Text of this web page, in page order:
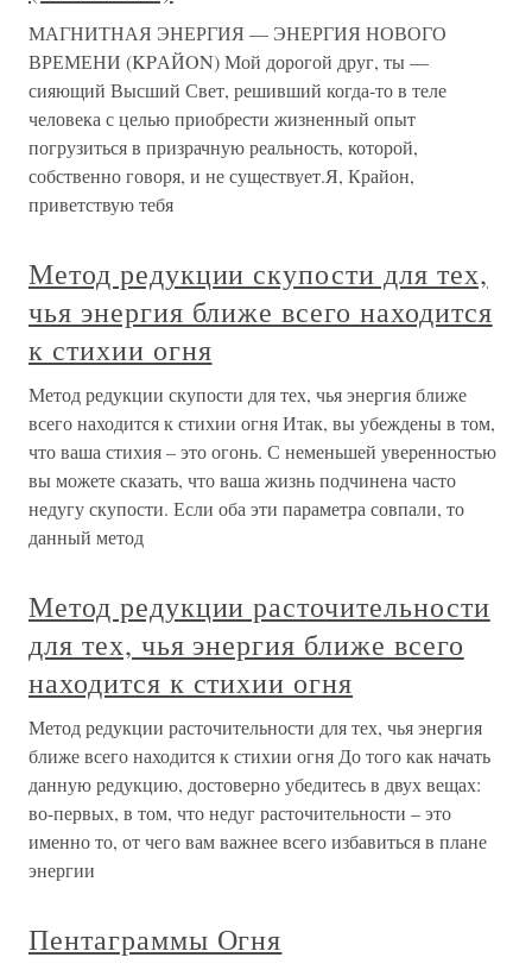
МАГНИТНАЯ ЭНЕРГИЯ — ЭНЕРГИЯ НОВОГО
ВРЕМЕНИ (KPАЙON) Мой дорогой друг, ты —
сияющий Высший Свет, решивший когда-то в теле
человека с целью приобрести жизненный опыт
погрузиться в призрачную реальность, которой,
собственно говоря, и не существует.Я, Крайон,
приветствую тебя
Метод редукции скупости для тех,
чья энергия ближе всего находится
к стихии огня
Метод редукции скупости для тех, чья энергия ближе
всего находится к стихии огня Итак, вы убеждены в том,
что ваша стихия – это огонь. С неменьшей уверенностью
вы можете сказать, что ваша жизнь подчинена часто
недугу скупости. Если оба эти параметра совпали, то
данный метод
Метод редукции расточительности
для тех, чья энергия ближе всего
находится к стихии огня
Метод редукции расточительности для тех, чья энергия
ближе всего находится к стихии огня До того как начать
данную редукцию, достоверно убедитесь в двух вещах:
во-первых, в том, что недуг расточительности – это
именно то, от чего вам важнее всего избавиться в плане
энергии
Пентаграммы Огня